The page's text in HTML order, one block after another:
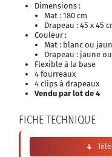
Dimensions :
Mat : 180 cm
Drapeau : 45 x 45
Couleur :
Mat : blanc ou
Drapeau : jaune
Flexible à la base
4 fourreaux
4 clips à drapeaux
Vendu par lot de 4
FICHE TECHNIQUE